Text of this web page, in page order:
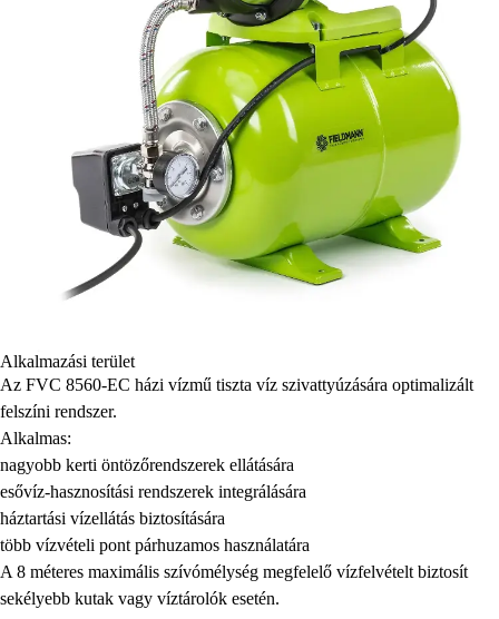
Alkalmazási terület
Az FVC 8560-EC házi vízmű tiszta víz szivattyúzására optimalizált
felszíni rendszer.
Alkalmas:
nagyobb kerti öntözőrendszerek ellátására
esővíz-hasznosítási rendszerek integrálására
háztartási vízellátás biztosítására
több vízvételi pont párhuzamos használatára
A 8 méteres maximális szívómélység megfelelő vízfelvételt biztosít
sekélyebb kutak vagy víztárolók esetén.